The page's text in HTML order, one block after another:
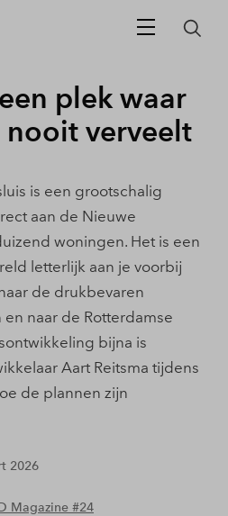
plek waar
verveelt
is een grootschalig
aan de Nieuwe
woningen. Het is een
letterlĳk aan je voorbĳ
de drukbevaren
naar de Rotterdamse
bĳna is
Aart Reitsma tĳdens
de plannen zĳn
2026
Magazine #24